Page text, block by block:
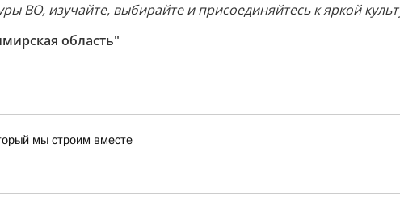
ВО, изучайте, выбирайте и присоединяйтесь к яркой
область"
мы строим вместе